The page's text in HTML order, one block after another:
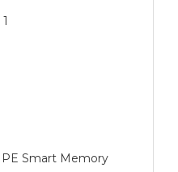
Smart Memory